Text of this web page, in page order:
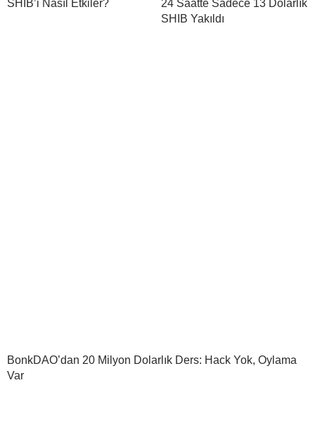
SHIB’i Nasıl Etkiler?
24 Saatte Sadece 13 Dolarlık
SHIB Yakıldı
BonkDAO’dan 20 Milyon Dolarlık Ders: Hack Yok, Oylama
Var